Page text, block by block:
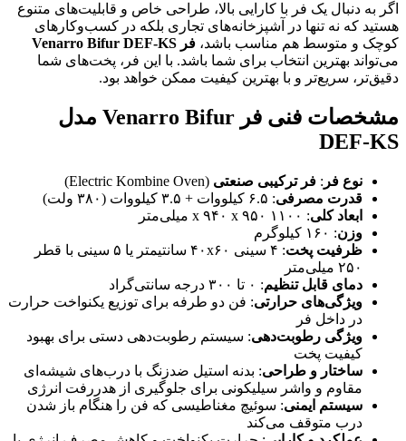
اگر به دنبال یک فر با کارایی بالا، طراحی خاص و قابلیت‌های متنوع
هستید که نه تنها در آشپزخانه‌های تجاری بلکه در کسب‌وکارهای
کوچک و متوسط هم مناسب باشد، فر
می‌تواند بهترین انتخاب برای شما باشد. با این فر، پخت‌های شما
دقیق‌تر، سریع‌تر و با بهترین کیفیت ممکن خواهد بود.
مشخصات فنی فر Venarro Bifur مدل
DEF-KS
نوع فر : فر ترکیبی صنعتی (Electric Kombine Oven)
قدرت مصرفی: ۶.۵ کیلووات + ۳.۵ کیلووات (۳۸۰ ولت)
ابعاد کلی: ۱۱۰۰ x ۹۴۰ x ۹۵۰ میلی‌متر
وزن: ۱۶۰ کیلوگرم
ظرفیت پخت
: ۴ سینی ۴۰x۶۰ سانتیمتر یا ۵ سینی با قطر
۲۵۰ میلی‌متر
دمای قابل تنظیم: ۰ تا ۳۰۰ درجه سانتی‌گراد
ویژگی‌های حرارتی: فن دو طرفه برای توزیع یکنواخت حرارت
در داخل فر
ویژگی رطوبت‌دهی: سیستم رطوبت‌دهی دستی برای بهبود
کیفیت پخت
ساختار و طراحی: بدنه استیل ضدزنگ با درب‌های شیشه‌ای
مقاوم و واشر سیلیکونی برای جلوگیری از هدررفت انرژی
سیستم ایمنی: سوئیچ مغناطیسی که فن را هنگام باز شدن
درب متوقف می‌کند